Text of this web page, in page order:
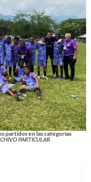
partidos en las categorías
PARTICULAR